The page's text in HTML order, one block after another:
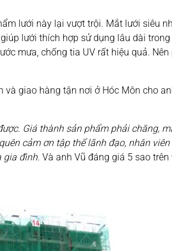
lưới này lại vượt trội. Mắt lưới siêu
lưới thích hợp sử dụng lâu dài
mưa, chống tia UV rất hiệu quả.
và giao hàng tận nơi ở Hóc Môn cho
Giá thành sản phẩm phải chăng,
cảm ơn tập thể lãnh đạo, nhân
gia đình. Và anh Vũ đáng giá 5 sao